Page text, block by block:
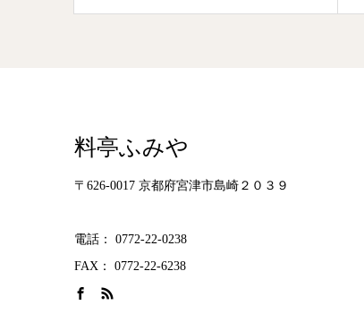
料亭ふみや
〒626-0017 京都府宮津市島崎２０３９
電話： 0772-22-0238
FAX： 0772-22-6238